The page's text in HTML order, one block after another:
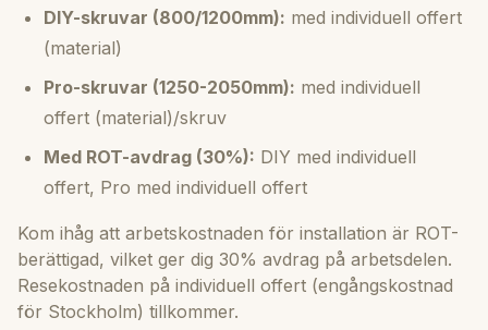
DIY-skruvar (800/1200mm): med individuell offert
(material)
Pro-skruvar (1250-2050mm): med individuell
offert (material)/skruv
Med ROT-avdrag (30%): DIY med individuell
offert, Pro med individuell offert
Kom ihåg att arbetskostnaden för installation är ROT-
berättigad, vilket ger dig 30% avdrag på arbetsdelen.
Resekostnaden på individuell offert (engångskostnad
för Stockholm) tillkommer.